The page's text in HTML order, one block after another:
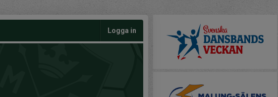
Logga in